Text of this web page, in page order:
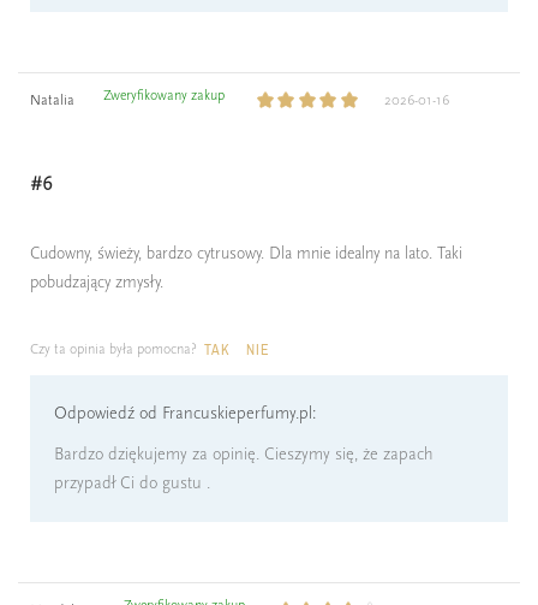
Natalia Zweryfikowany zakup 2026-01-16
#6
Cudowny, świeży, bardzo cytrusowy. Dla mnie idealny na lato. Taki
pobudzający zmysły.
Czy ta opinia była pomocna? TAK NIE
Odpowiedź od Francuskieperfumy.pl:
Bardzo dziękujemy za opinię. Cieszymy się, że zapach
przypadł Ci do gustu .